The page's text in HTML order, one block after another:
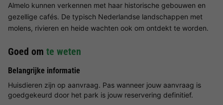
Almelo kunnen verkennen met haar historische gebouwen en
gezellige cafés. De typisch Nederlandse landschappen met
molens, rivieren en heide wachten ook om ontdekt te worden.
Goed om te weten
Belangrijke informatie
Huisdieren zijn op aanvraag. Pas wanneer jouw aanvraag is
goedgekeurd door het park is jouw reservering definitief.